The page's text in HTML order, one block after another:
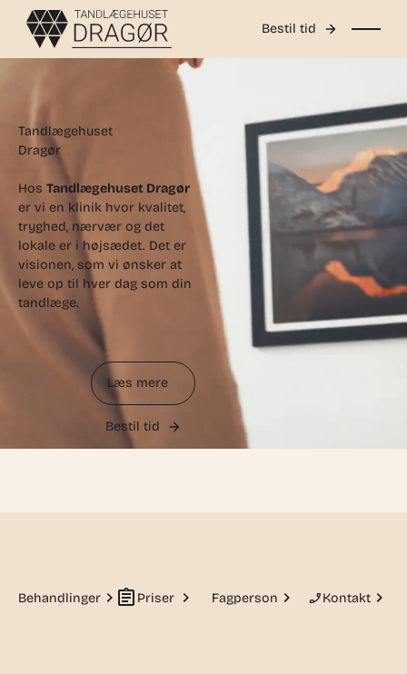
Bestil tid
Tandlægehuset
Dragør
HosTandlægehuset Dragør
er vi en klinik hvor kvalitet,
tryghed, nærvær og det
lokale er i højsædet. Det er
visionen, som vi ønsker at
leve op til hver dag som din
tandlæge.
Læs mere
Bestil tid
Behandlinger Priser Fagperson Kontakt